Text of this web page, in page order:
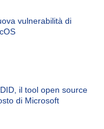
vulnerabilità di
il tool open source
di Microsoft